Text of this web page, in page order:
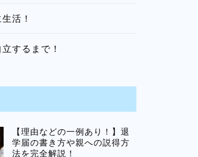
活！
するまで！
【理由などの一例あり！】退
学届の書き方や親への説得方
法を完全解説！